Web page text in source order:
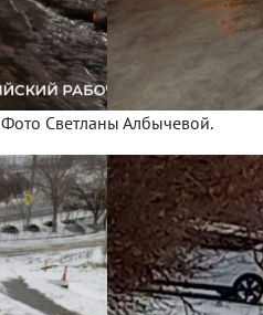
Фото Светланы Албычевой.